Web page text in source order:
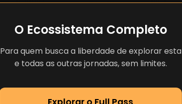
O Ecossistema Completo
Para quem busca a liberdade de explorar esta
e todas as outras jornadas, sem limites.